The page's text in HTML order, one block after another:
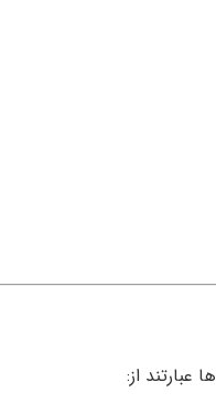
از: